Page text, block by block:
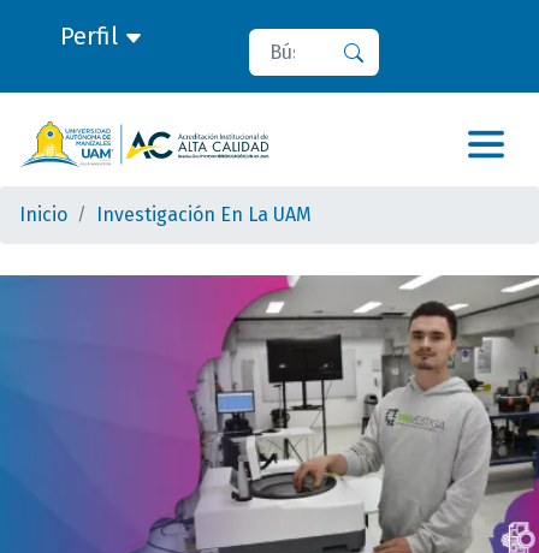
Perfil Buscar
Inicio Investigación En La UAM